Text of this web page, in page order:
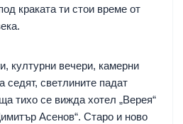
краката ти стои време от
културни вечери, камерни
седят, светлините падат
тихо се вижда хотел „Верея“
Асенов“. Старо и ново